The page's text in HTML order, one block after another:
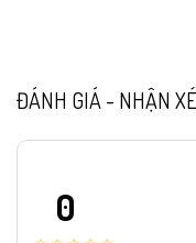
ĐÁNH GIÁ - NHẬN
0